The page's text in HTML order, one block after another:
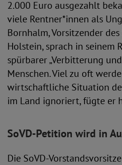
2.000 Euro ausgezahlt
viele Rentner*innen als
Bornhalm, Vorsitzender
Holstein, sprach in seinem
spürbarer „Verbitterung
Menschen. Viel zu oft
wirtschaftliche Situation
im Land ignoriert, fügte er
SoVD-Petition wird in
Die SoVD-